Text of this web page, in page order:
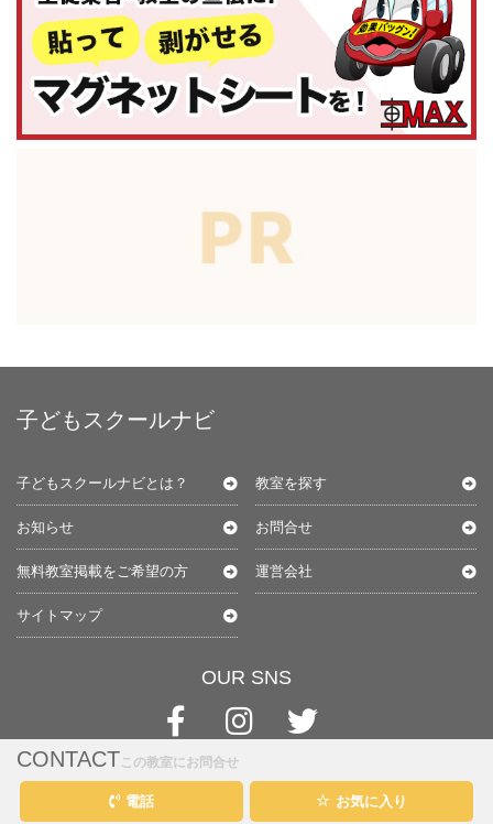
CONTACTこの教室にお問合せ
電話 お気に入り
子どもスクールナビ
子どもスクールナビとは？ 教室を探す
お知らせ お問合せ
無料教室掲載をご希望の方 運営会社
サイトマップ
OUR SNS